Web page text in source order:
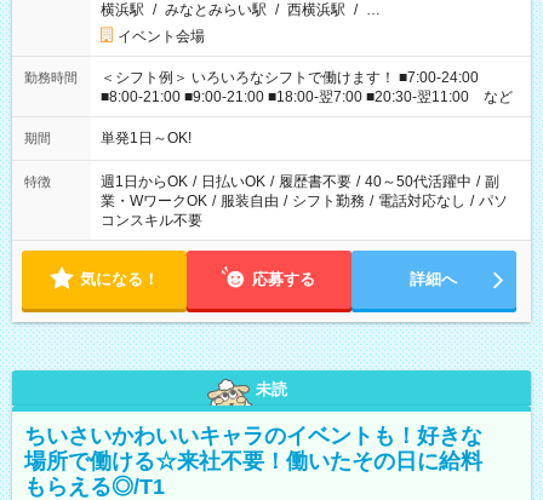
横浜駅 / みなとみらい駅 / 西横浜駅 / …
イベント会場
勤務時間
＜シフト例＞ いろいろなシフトで働けます！ ■7:00-24:00
■8:00-21:00 ■9:00-21:00 ■18:00-翌7:00 ■20:30-翌11:00 など
期間 単発1日～OK!
特徴 週1日からOK / 日払いOK / 履歴書不要 / 40～50代活躍中 / 副
業・WワークOK / 服装自由 / シフト勤務 / 電話対応なし / パソ
コンスキル不要
気になる！ 応募する 詳細へ
未読
ちいさいかわいいキャラのイベントも！好きな
場所で働ける☆来社不要！働いたその日に給料
もらえる◎/T1